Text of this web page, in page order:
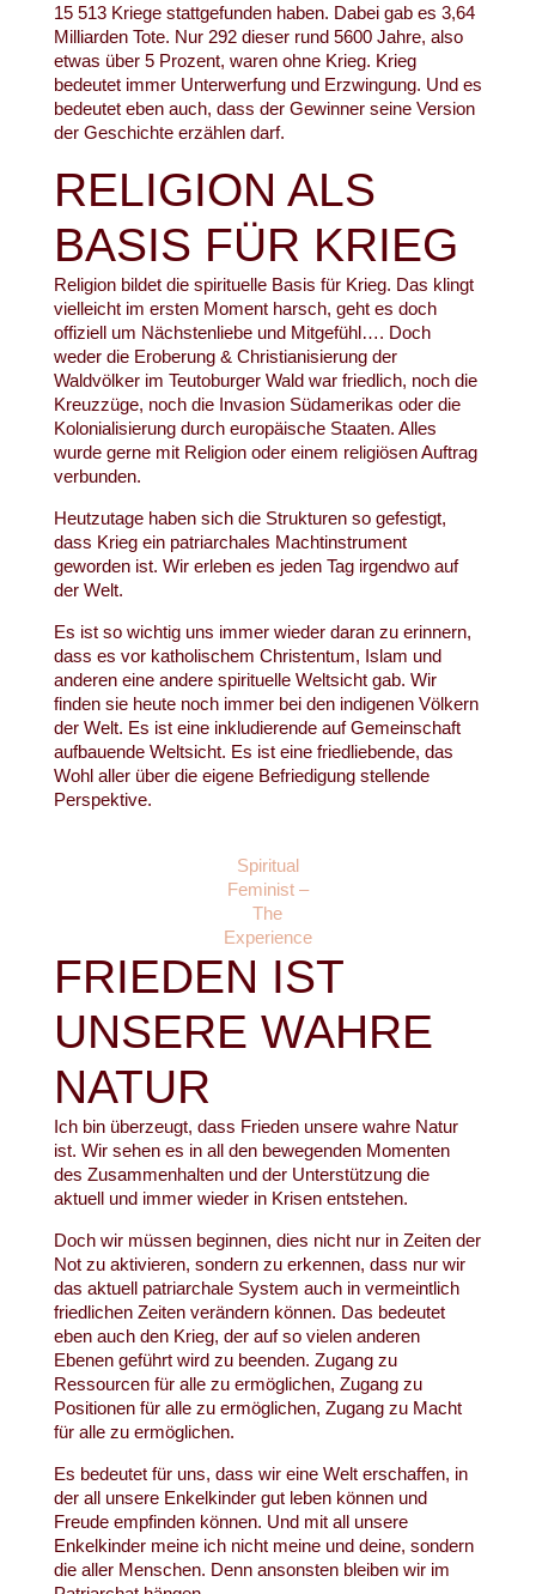
15 513 Kriege stattgefunden haben. Dabei gab es 3,64
Milliarden Tote. Nur 292 dieser rund 5600 Jahre, also
etwas über 5 Prozent, waren ohne Krieg. Krieg
bedeutet immer Unterwerfung und Erzwingung. Und es
bedeutet eben auch, dass der Gewinner seine Version
der Geschichte erzählen darf.
RELIGION ALS
BASIS FÜR KRIEG
Religion bildet die spirituelle Basis für Krieg. Das klingt
vielleicht im ersten Moment harsch, geht es doch
offiziell um Nächstenliebe und Mitgefühl…. Doch
weder die Eroberung & Christianisierung der
Waldvölker im Teutoburger Wald war friedlich, noch die
Kreuzzüge, noch die Invasion Südamerikas oder die
Kolonialisierung durch europäische Staaten. Alles
wurde gerne mit Religion oder einem religiösen Auftrag
verbunden.
Heutzutage haben sich die Strukturen so gefestigt,
dass Krieg ein patriarchales Machtinstrument
geworden ist. Wir erleben es jeden Tag irgendwo auf
der Welt.
Es ist so wichtig uns immer wieder daran zu erinnern,
dass es vor katholischem Christentum, Islam und
anderen eine andere spirituelle Weltsicht gab. Wir
finden sie heute noch immer bei den indigenen Völkern
der Welt. Es ist eine inkludierende auf Gemeinschaft
aufbauende Weltsicht. Es ist eine friedliebende, das
Wohl aller über die eigene Befriedigung stellende
Perspektive.
Spiritual
Feminist –
The
Experience
FRIEDEN IST
UNSERE WAHRE
NATUR
Ich bin überzeugt, dass Frieden unsere wahre Natur
ist. Wir sehen es in all den bewegenden Momenten
des Zusammenhalten und der Unterstützung die
aktuell und immer wieder in Krisen entstehen.
Doch wir müssen beginnen, dies nicht nur in Zeiten der
Not zu aktivieren, sondern zu erkennen, dass nur wir
das aktuell patriarchale System auch in vermeintlich
friedlichen Zeiten verändern können. Das bedeutet
eben auch den Krieg, der auf so vielen anderen
Ebenen geführt wird zu beenden. Zugang zu
Ressourcen für alle zu ermöglichen, Zugang zu
Positionen für alle zu ermöglichen, Zugang zu Macht
für alle zu ermöglichen.
Es bedeutet für uns, dass wir eine Welt erschaffen, in
der all unsere Enkelkinder gut leben können und
Freude empfinden können. Und mit all unsere
Enkelkinder meine ich nicht meine und deine, sondern
die aller Menschen. Denn ansonsten bleiben wir im